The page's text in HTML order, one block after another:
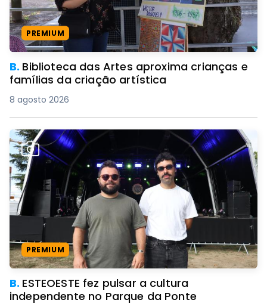
PREMIUM
B. Biblioteca das Artes aproxima crianças e
famílias da criação artística
8 agosto 2026
PREMIUM
B. ESTEOESTE fez pulsar a cultura
independente no Parque da Ponte